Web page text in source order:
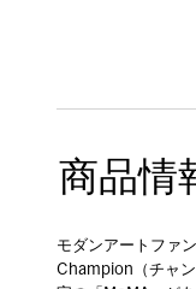
商品情
モダンアートファ
Champion（チャ